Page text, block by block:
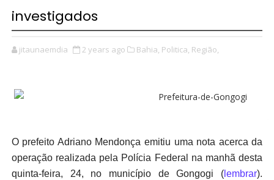
investigados
jitaunaemdia 2 years ago Bahia, Politica, Região,
O prefeito Adriano Mendonça emitiu uma nota acerca da
operação realizada pela Polícia Federal na manhã desta
quinta-feira, 24, no município de Gongogi ( lembrar).